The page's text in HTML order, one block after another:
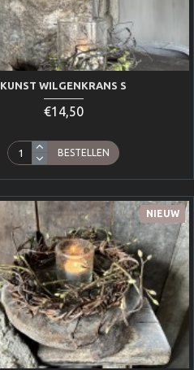
KUNST WILGENKRANS S
€14,50
BESTELLEN
NIEUW